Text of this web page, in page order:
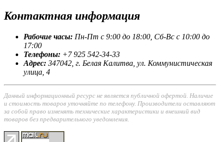
Контактная информация
Рабочие часы: Пн-Пт с 9:00 до 18:00, Сб-Вс с 10:00 до
17:00
Телефоны: +7 925 542-34-33
Адрес: 347042, г. Белая Калитва, ул. Коммунистическая
улица, 4
Данный информационный ресурс не является публичной офертой. Наличие
и стоимость товаров уточняйте по телефону. Производители оставляют
за собой право изменять технические характеристики и внешний вид
товаров без предварительного уведомления.